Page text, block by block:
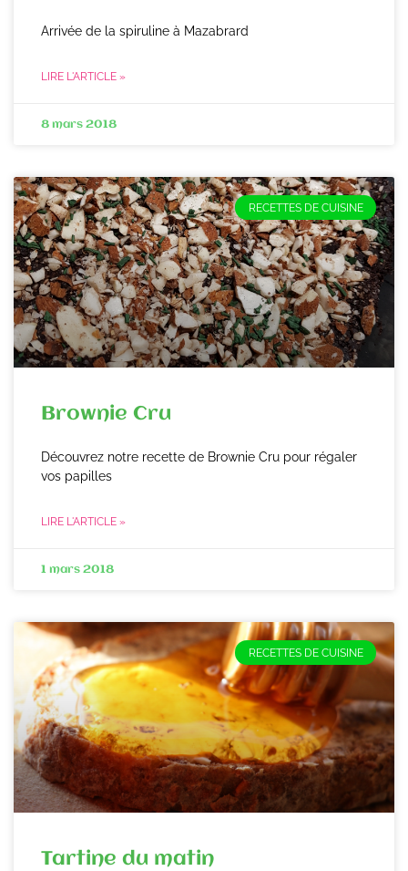
Arrivée de la spiruline à Mazabrard
LIRE L'ARTICLE »
8 mars 2018
RECETTES DE CUISINE
Brownie Cru
Découvrez notre recette de Brownie Cru pour régaler
vos papilles
LIRE L'ARTICLE »
1 mars 2018
RECETTES DE CUISINE
Tartine du matin